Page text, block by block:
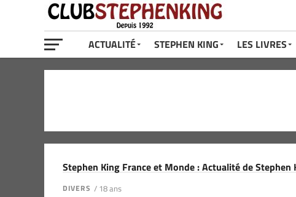
ACTUALITÉ STEPHEN KING LES LIVRES
Stephen King France et Monde : Actualité de Stephen
DIVERS / 18 ans